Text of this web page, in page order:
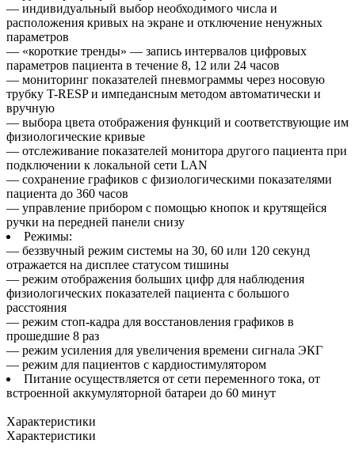
— индивидуальный выбор необходимого числа и
расположения кривых на экране и отключение ненужных
параметров
— «короткие тренды» — запись интервалов цифровых
параметров пациента в течение 8, 12 или 24 часов
— мониторинг показателей пневмограммы через носовую
трубку T-RESP и импедансным методом автоматически и
вручную
— выбора цвета отображения функций и соответствующие им
физиологические кривые
— отслеживание показателей монитора другого пациента при
подключении к локальной сети LAN
— сохранение графиков с физиологическими показателями
пациента до 360 часов
— управление прибором с помощью кнопок и крутящейся
ручки на передней панели снизу
Режимы:
— беззвучный режим системы на 30, 60 или 120 секунд
отражается на дисплее статусом тишины
— режим отображения больших цифр для наблюдения
физиологических показателей пациента с большого
расстояния
— режим стоп-кадра для восстановления графиков в
прошедшие 8 раз
— режим усиления для увеличения времени сигнала ЭКГ
— режим для пациентов с кардиостимулятором
Питание осуществляется от сети переменного тока, от
встроенной аккумуляторной батареи до 60 минут
Характеристики
Характеристики